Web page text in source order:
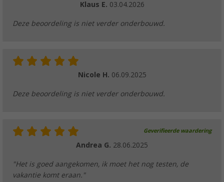
Klaus E. 03.04.2026
Deze beoordeling is niet verder onderbouwd.
Nicole H. 06.09.2025
Deze beoordeling is niet verder onderbouwd.
Geverifieerde waardering
Andrea G. 28.06.2025
"Het is goed aangekomen, ik moet het nog testen, de
vakantie komt eraan."